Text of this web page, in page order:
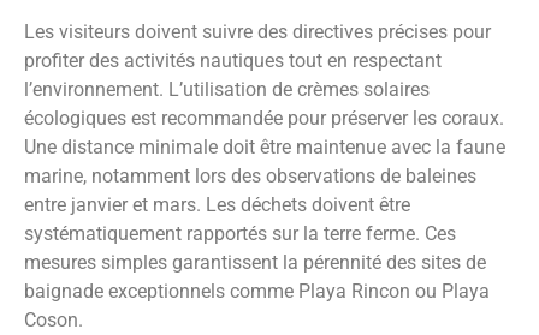
Les visiteurs doivent suivre des directives précises pour
profiter des activités nautiques tout en respectant
l’environnement. L’utilisation de crèmes solaires
écologiques est recommandée pour préserver les coraux.
Une distance minimale doit être maintenue avec la faune
marine, notamment lors des observations de baleines
entre janvier et mars. Les déchets doivent être
systématiquement rapportés sur la terre ferme. Ces
mesures simples garantissent la pérennité des sites de
baignade exceptionnels comme Playa Rincon ou Playa
Coson.